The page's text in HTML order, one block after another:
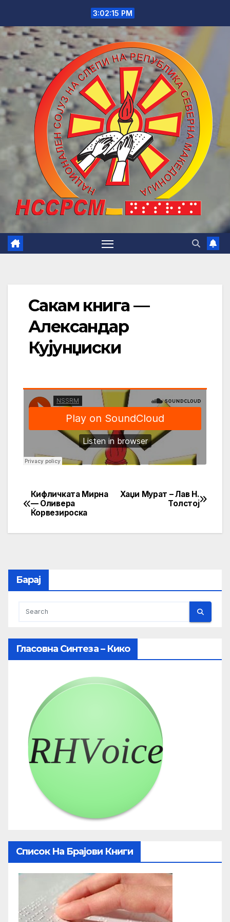
content
3:02:15 PM
Сакам книга —
Александар
Кујунџиски
Post
navigation
Хаџи Мурат – Лав Н.
Толстој
Кифличката Мирна
— Оливера
Ќорвезироска
Барај
Гласовна Синтеза – Кико
Список На Брајови Книги